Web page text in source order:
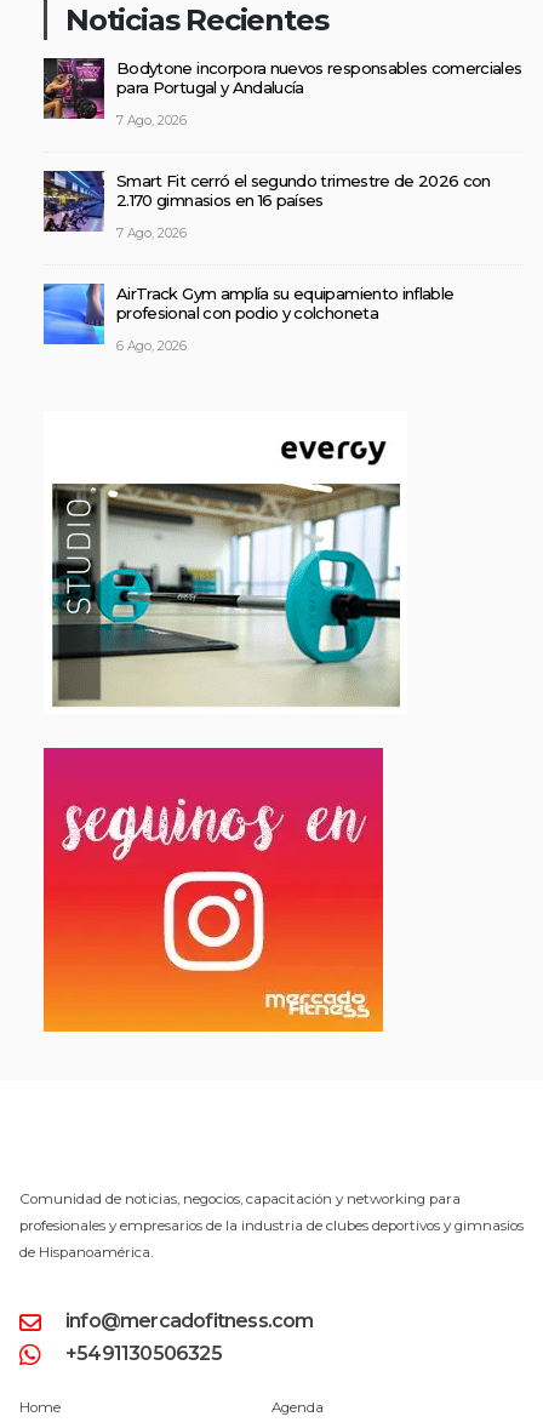
Noticias Recientes
Bodytone incorpora nuevos responsables comerciales
para Portugal y Andalucía
7 Ago, 2026
Smart Fit cerró el segundo trimestre de 2026 con
2.170 gimnasios en 16 países
7 Ago, 2026
AirTrack Gym amplía su equipamiento inflable
profesional con podio y colchoneta
6 Ago, 2026
Comunidad de noticias, negocios, capacitación y networking para
profesionales y empresarios de la industria de clubes deportivos y gimnasios
de Hispanoamérica.
info@mercadofitness.com
+5491130506325
Home Agenda